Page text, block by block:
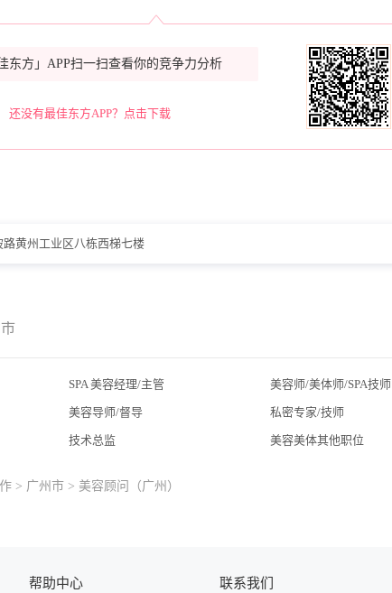
东方」APP扫一扫查看你的竞争力分析
还没有最佳东方APP？点击下载
路黄州工业区八栋西梯七楼
SPA 美容经理/主管 美容师/美体师/SPA技师
美容导师/督导 私密专家/技师
技术总监 美容美体其他职位
> 广州市 > 美容顾问（广州）
帮助中心 联系我们